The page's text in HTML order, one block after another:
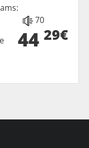
70
44 29€